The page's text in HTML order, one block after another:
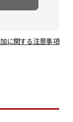
に関する注意事項